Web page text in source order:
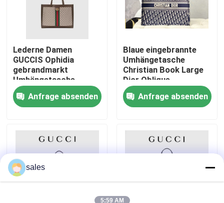
Über uns
Qualitätskontrolle
Treten Sie mit uns in Verbindung
Nachrichten
Fälle
Lederne Damen
GUCCIS Ophidia
gebrandmarkt
Umhängetasche-
Einkaufstotalisator
Anfrage absenden
Blaue eingebrannte
Umhängetasche
Christian Book Large
Dior Oblique
Embroidery Canvas
NavysAnfrage absenden
sales
5:59 AM